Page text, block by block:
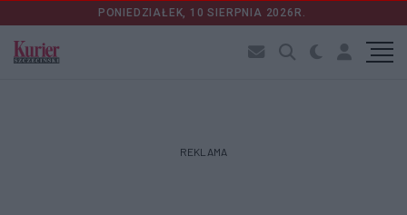
PONIEDZIAŁEK, 10 SIERPNIA 2026R.
REKLAMA